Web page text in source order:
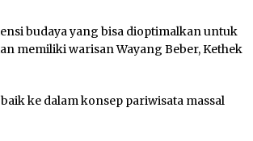
budaya yang bisa dioptimalkan untuk
memiliki warisan Wayang Beber, Kethek
ke dalam konsep pariwisata massal